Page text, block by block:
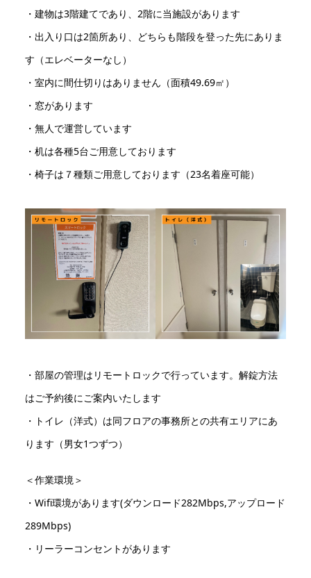
・建物は3階建てであり、2階に当施設があります
・出入り口は2箇所あり、どちらも階段を登った先にありま
す（エレベーターなし）
・室内に間仕切りはありません（面積49.69㎡）
・窓があります
・無人で運営しています
・机は各種5台ご用意しております
・椅子は７種類ご用意しております（23名着座可能）
・部屋の管理はリモートロックで行っています。解錠方法
はご予約後にご案内いたします
・トイレ（洋式）は同フロアの事務所との共有エリアにあ
ります（男女1つずつ）
＜作業環境＞
・Wifi環境があります(ダウンロード282Mbps,アップロード
289Mbps)
・リーラーコンセントがあります